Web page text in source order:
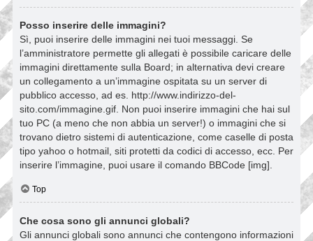
Posso inserire delle immagini?
Sì, puoi inserire delle immagini nei tuoi messaggi. Se
l’amministratore permette gli allegati è possibile caricare delle
immagini direttamente sulla Board; in alternativa devi creare
un collegamento a un’immagine ospitata su un server di
pubblico accesso, ad es. http://www.indirizzo-del-
sito.com/immagine.gif. Non puoi inserire immagini che hai sul
tuo PC (a meno che non abbia un server!) o immagini che si
trovano dietro sistemi di autenticazione, come caselle di posta
tipo yahoo o hotmail, siti protetti da codici di accesso, ecc. Per
inserire l’immagine, puoi usare il comando BBCode [img].
Top
Che cosa sono gli annunci globali?
Gli annunci globali sono annunci che contengono informazioni